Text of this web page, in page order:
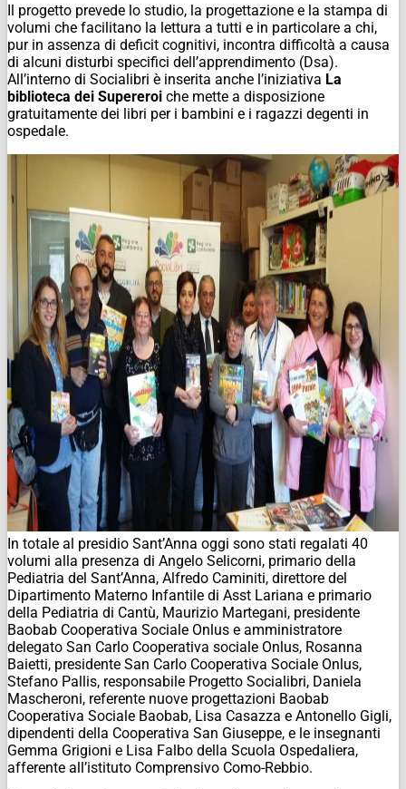
Il progetto prevede lo studio, la progettazione e la stampa di
volumi che facilitano la lettura a tutti e in particolare a chi,
pur in assenza di deficit cognitivi, incontra difficoltà a causa
di alcuni disturbi specifici dell’apprendimento (Dsa).
All’interno di Socialibri è inserita anche l’iniziativa La
biblioteca dei Supereroi che mette a disposizione
gratuitamente dei libri per i bambini e i ragazzi degenti in
ospedale.
In totale al presidio Sant’Anna oggi sono stati regalati 40
volumi alla presenza di Angelo Selicorni, primario della
Pediatria del Sant’Anna, Alfredo Caminiti, direttore del
Dipartimento Materno Infantile di Asst Lariana e primario
della Pediatria di Cantù, Maurizio Martegani, presidente
Baobab Cooperativa Sociale Onlus e amministratore
delegato San Carlo Cooperativa sociale Onlus, Rosanna
Baietti, presidente San Carlo Cooperativa Sociale Onlus,
Stefano Pallis, responsabile Progetto Socialibri, Daniela
Mascheroni, referente nuove progettazioni Baobab
Cooperativa Sociale Baobab, Lisa Casazza e Antonello Gigli,
dipendenti della Cooperativa San Giuseppe, e le insegnanti
Gemma Grigioni e Lisa Falbo della Scuola Ospedaliera,
afferente all’istituto Comprensivo Como-Rebbio.